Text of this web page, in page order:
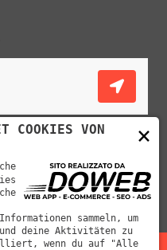
die
×
COOKIES VON
sammeln, um
deine Aktivitäten zu
wenn du auf "Alle